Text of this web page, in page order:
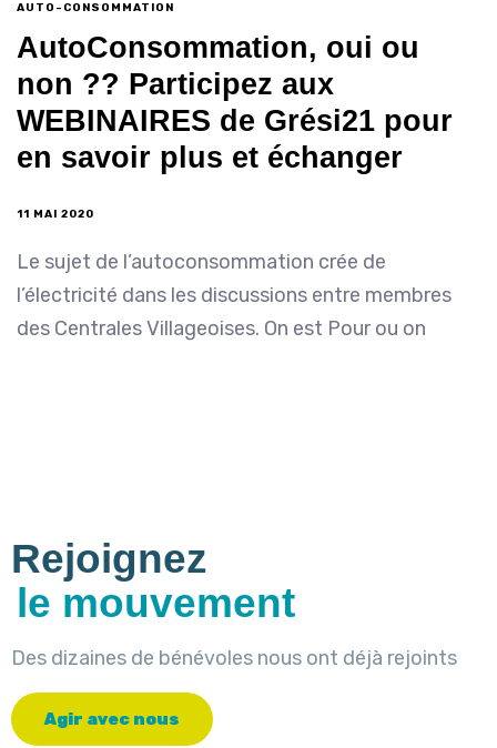
AUTO-CONSOMMATION
AutoConsommation, oui ou
non ?? Participez aux
WEBINAIRES de Grési21 pour
en savoir plus et échanger
11 MAI 2020
Le sujet de l’autoconsommation crée de
l’électricité dans les discussions entre membres
des Centrales Villageoises. On est Pour ou on
Rejoignez
le mouvement
Des dizaines de bénévoles nous ont déjà rejoints
Agir avec nous